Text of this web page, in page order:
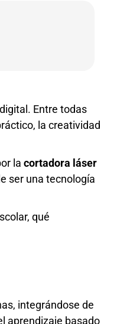
Entre todas
la creatividad
la cortadora láser
ser una tecnología
qué
integrándose de
aprendizaje basado